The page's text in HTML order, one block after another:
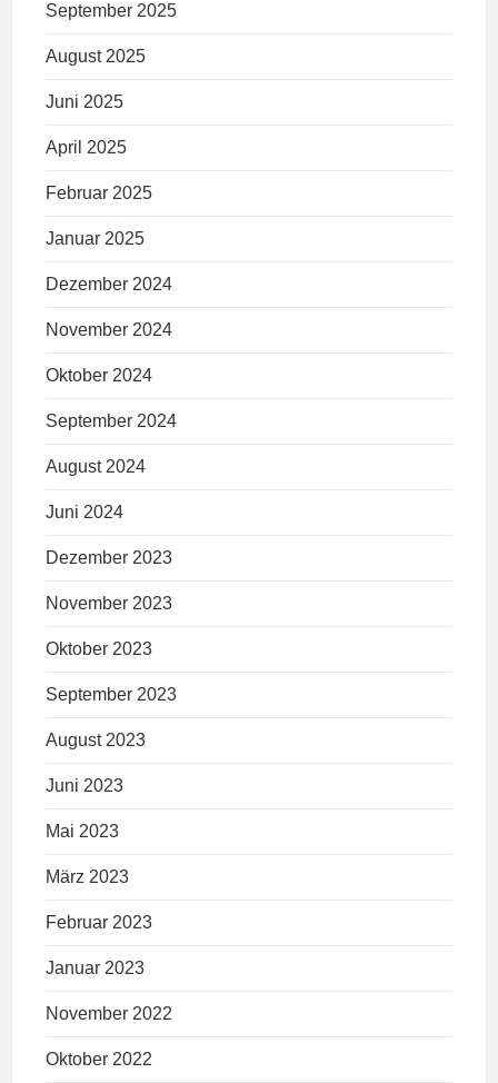
September 2025
August 2025
Juni 2025
April 2025
Februar 2025
Januar 2025
Dezember 2024
November 2024
Oktober 2024
September 2024
August 2024
Juni 2024
Dezember 2023
November 2023
Oktober 2023
September 2023
August 2023
Juni 2023
Mai 2023
März 2023
Februar 2023
Januar 2023
November 2022
Oktober 2022